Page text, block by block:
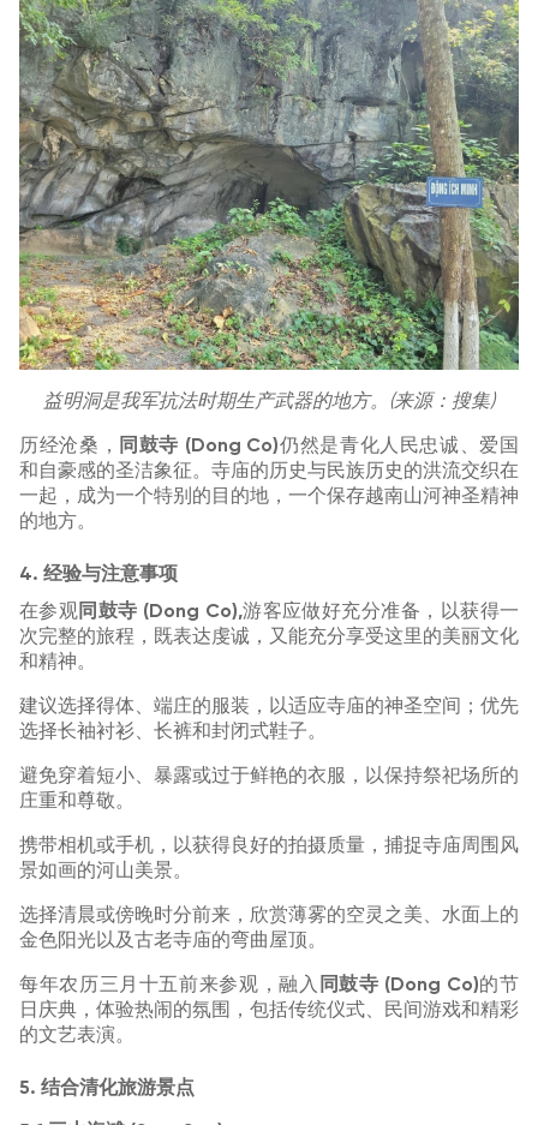
益明洞是我军抗法时期生产武器的地方。(来源：搜集)
历经沧桑， 同鼓寺 (Dong Co)仍然是青化人民忠诚、爱国
和自豪感的圣洁象征。寺庙的历史与民族历史的洪流交织在
一起，成为一个特别的目的地，一个保存越南山河神圣精神
的地方。
4. 经验与注意事项
在参观同鼓寺 (Dong Co),游客应做好充分准备，以获得一
次完整的旅程，既表达虔诚，又能充分享受这里的美丽文化
和精神。
建议选择得体、端庄的服装，以适应寺庙的神圣空间；优先
选择长袖衬衫、长裤和封闭式鞋子。
避免穿着短小、暴露或过于鲜艳的衣服，以保持祭祀场所的
庄重和尊敬。
携带相机或手机，以获得良好的拍摄质量，捕捉寺庙周围风
景如画的河山美景。
选择清晨或傍晚时分前来，欣赏薄雾的空灵之美、水面上的
金色阳光以及古老寺庙的弯曲屋顶。
每年农历三月十五前来参观，融入 同鼓寺 (Dong Co)的节
日庆典，体验热闹的氛围，包括传统仪式、民间游戏和精彩
的文艺表演。
5. 结合清化旅游景点